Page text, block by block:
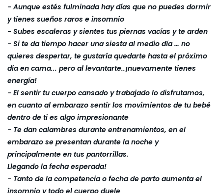
- Aunque estés fulminada hay días que no puedes dormir
y tienes sueños raros e insomnio
- Subes escaleras y sientes tus piernas vacías y te arden
- Si te da tiempo hacer una siesta al medio día … no
quieres despertar, te gustaría quedarte hasta el próximo
día en cama... pero al levantarte..¡nuevamente tienes
energía!
- El sentir tu cuerpo cansado y trabajado lo disfrutamos,
en cuanto al embarazo sentir los movimientos de tu bebé
dentro de ti es algo impresionante
- Te dan calambres durante entrenamientos, en el
embarazo se presentan durante la noche y
principalmente en tus pantorrillas.
Llegando la fecha esperada!
- Tanto de la competencia o fecha de parto aumenta el
insomnio y todo el cuerpo duele